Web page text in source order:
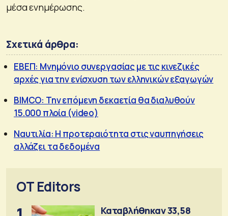
μέσα ενημέρωσης.
Σχετικά άρθρα:
ΕΒΕΠ: Μνημόνιο συνεργασίας με τις κινεζικές
αρχές για την ενίσχυση των ελληνικών εξαγωγών
BIMCO: Την επόμενη δεκαετία θα διαλυθούν
15.000 πλοία (video)
Ναυτιλία: Η προτεραιότητα στις ναυπηγήσεις
αλλάζει τα δεδομένα
OT Editors
Καταβλήθηκαν 33,58